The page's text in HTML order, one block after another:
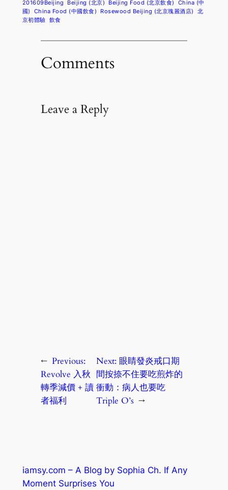
201609Beijing Beijing (北京) Beijing Food (北京飲食)
China (中
國)
China Food (中國飲食) Rosewood Beijing (北京瑰麗酒店)
北
京初體驗 飲食
Comments
Leave a Reply
← Previous:
Revolve 入秋
轉季減價 + 讀
者福利
Next: 眼睛發炎戒口期
間按捺不住要吃煎炸的
衝動：病人也要吃
Triple O’s →
iamsy.com – A Blog by Sophia Ch. If Any
Moment Surprises You